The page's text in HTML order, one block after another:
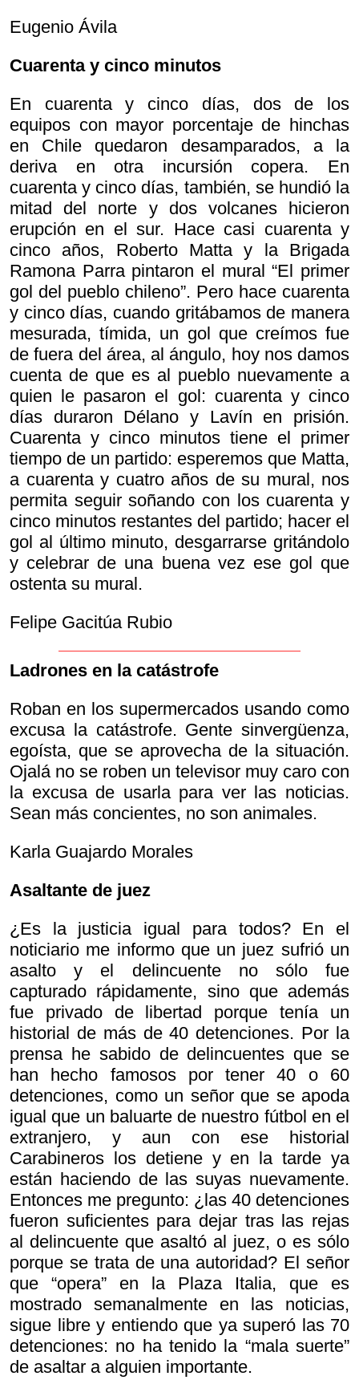
Eugenio Ávila
Cuarenta y cinco minutos
En cuarenta y cinco días, dos de los
equipos con mayor porcentaje de hinchas
en Chile quedaron desamparados, a la
deriva en otra incursión copera. En
cuarenta y cinco días, también, se hundió la
mitad del norte y dos volcanes hicieron
erupción en el sur. Hace casi cuarenta y
cinco años, Roberto Matta y la Brigada
Ramona Parra pintaron el mural “El primer
gol del pueblo chileno”. Pero hace cuarenta
y cinco días, cuando gritábamos de manera
mesurada, tímida, un gol que creímos fue
de fuera del área, al ángulo, hoy nos damos
cuenta de que es al pueblo nuevamente a
quien le pasaron el gol: cuarenta y cinco
días duraron Délano y Lavín en prisión.
Cuarenta y cinco minutos tiene el primer
tiempo de un partido: esperemos que Matta,
a cuarenta y cuatro años de su mural, nos
permita seguir soñando con los cuarenta y
cinco minutos restantes del partido; hacer el
gol al último minuto, desgarrarse gritándolo
y celebrar de una buena vez ese gol que
ostenta su mural.
Felipe Gacitúa Rubio
Ladrones en la catástrofe
Roban en los supermercados usando como
excusa la catástrofe. Gente sinvergüenza,
egoísta, que se aprovecha de la situación.
Ojalá no se roben un televisor muy caro con
la excusa de usarla para ver las noticias.
Sean más concientes, no son animales.
Karla Guajardo Morales
Asaltante de juez
¿Es la justicia igual para todos? En el
noticiario me informo que un juez sufrió un
asalto y el delincuente no sólo fue
capturado rápidamente, sino que además
fue privado de libertad porque tenía un
historial de más de 40 detenciones. Por la
prensa he sabido de delincuentes que se
han hecho famosos por tener 40 o 60
detenciones, como un señor que se apoda
igual que un baluarte de nuestro fútbol en el
extranjero, y aun con ese historial
Carabineros los detiene y en la tarde ya
están haciendo de las suyas nuevamente.
Entonces me pregunto: ¿las 40 detenciones
fueron suficientes para dejar tras las rejas
al delincuente que asaltó al juez, o es sólo
porque se trata de una autoridad? El señor
que “opera” en la Plaza Italia, que es
mostrado semanalmente en las noticias,
sigue libre y entiendo que ya superó las 70
detenciones: no ha tenido la “mala suerte”
de asaltar a alguien importante.